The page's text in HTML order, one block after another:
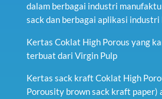
dalam berbagai industri
sack dan berbagai aplikasi industri
Kertas Coklat High Porous yang
terbuat dari Virgin Pulp
Kertas sack kraft Coklat High
Porousity brown sack kraft paper)